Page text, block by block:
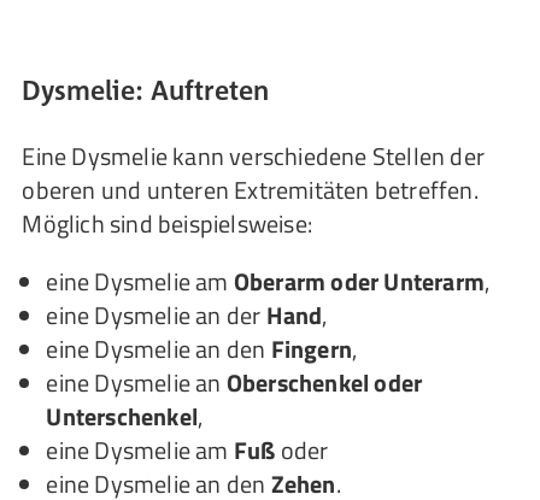
Dysmelie: Auftreten
Eine Dysmelie kann verschiedene Stellen der
oberen und unteren Extremitäten betreffen.
Möglich sind beispielsweise:
eine Dysmelie am Oberarm oder Unterarm,
eine Dysmelie an derHand,
eine Dysmelie an den Fingern,
eine Dysmelie an Oberschenkel oder
Unterschenkel,
eine Dysmelie am Fußoder
eine Dysmelie an denZehen.